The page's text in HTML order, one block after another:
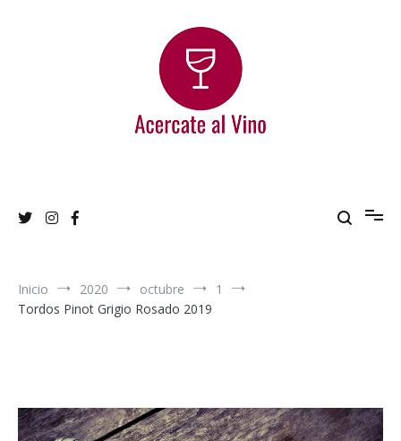
Inicio 2020 octubre
1
Tordos Pinot Grigio Rosado 2019